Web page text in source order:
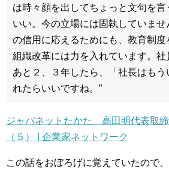
は時々顔を出してちょっと文句を
いい。今の立場には固執していま
の信用に応えるためにも、教育制度
組織改革には力を入れています。社
あと２、３年したら、「社長はも
れたらいいですね。”
ジャパネットたかた 高田明代表取
（５） | 企業家ネットワーク
この話をおぼろげに覚えていたので